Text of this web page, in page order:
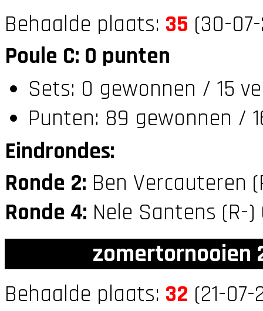
Behaalde plaats: 35 (30-
Poule C: 0 punten
Sets: 0 gewonnen / 15
Punten: 89 gewonnen /
Eindrondes:
Ronde 2: Ben Vercauteren
Ronde 4: Nele Santens (R-)
zomertornooien
Behaalde plaats: 32 (21-